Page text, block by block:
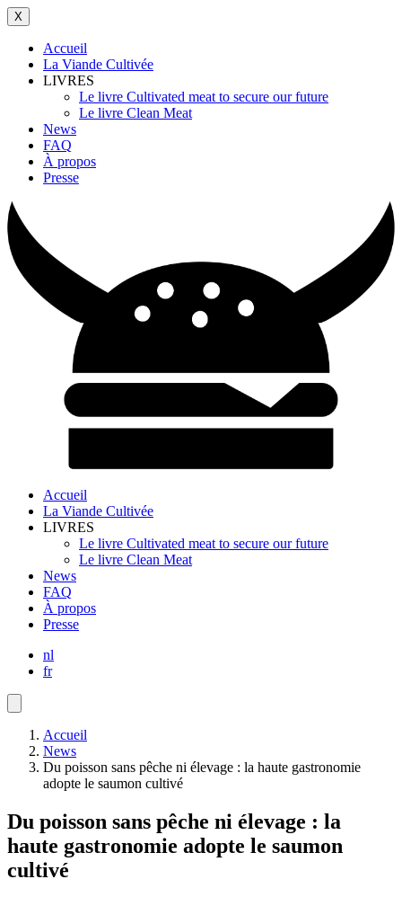
Aller
au
contenu
principal
X
Main
navigation
Accueil
La Viande Cultivée
LIVRES
Le livre Cultivated meat to secure our future
Le livre Clean Meat
News
FAQ
À propos
Presse
Main
navigation
Accueil
La Viande Cultivée
LIVRES
Le livre Cultivated meat to secure our future
Le livre Clean Meat
News
FAQ
À propos
Presse
nl
fr
Fils
d'ariane
Accueil
News
Du poisson sans pêche ni élevage : la haute gastronomie
adopte le saumon cultivé
Du poisson sans pêche ni élevage : la
haute gastronomie adopte le saumon
cultivé